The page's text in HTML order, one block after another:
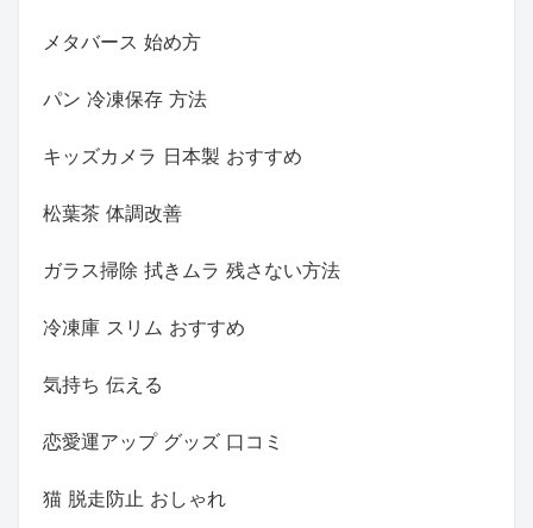
メタバース 始め方
パン 冷凍保存 方法
キッズカメラ 日本製 おすすめ
松葉茶 体調改善
ガラス掃除 拭きムラ 残さない方法
冷凍庫 スリム おすすめ
気持ち 伝える
恋愛運アップ グッズ 口コミ
猫 脱走防止 おしゃれ